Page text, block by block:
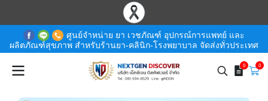
ศูนย์จำหน่าย ยา เวชภัณฑ์ อุปกรณ์การแพทย์ และ
ผลิตภัณฑ์สุขภาพ สำหรับร้านยา-คลินิก-โรงพยาบาล จัดส่งทั่วประเทศ
0 0